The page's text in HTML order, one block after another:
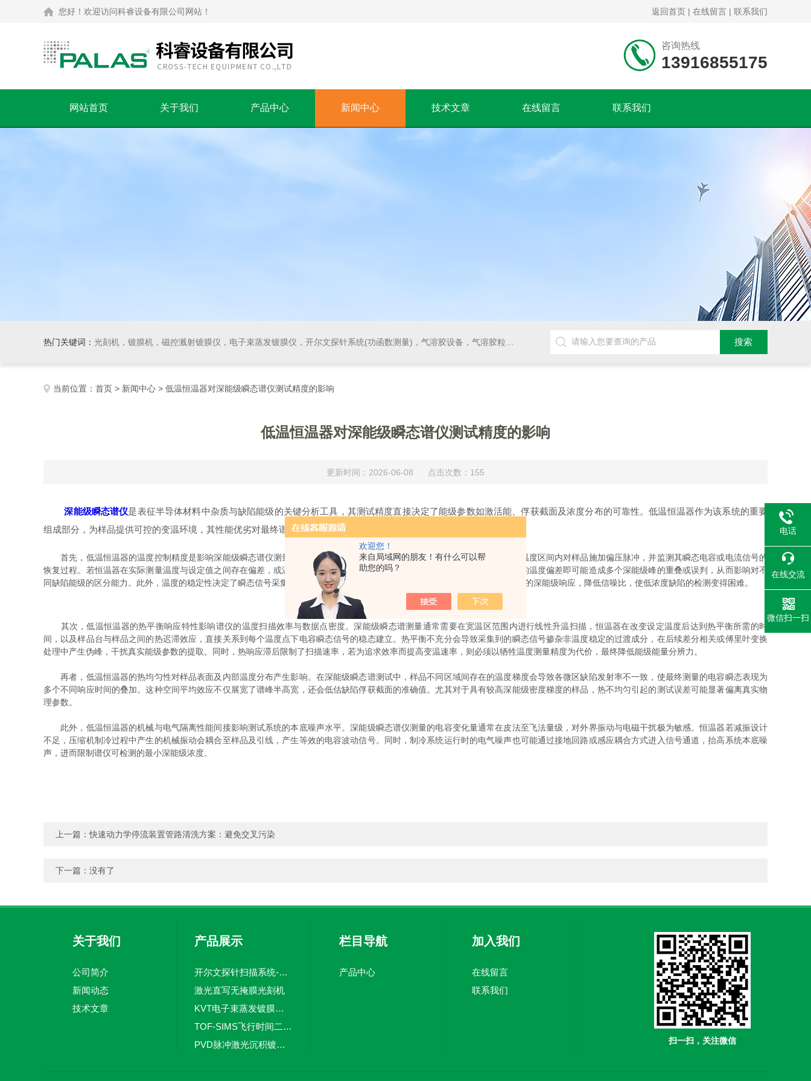
欢迎您！
来自局域网的朋友！有什么可以帮
助您的吗？
您好！欢迎访问科睿设备有限公司网站！ 返回首页 | 在线留言 | 联系我们
咨询热线
13916855175
网站首页 关于我们 产品中心 新闻中心 技术文章 在线留言 联系我们
热门关键词： 光刻机，镀膜机，磁控溅射镀膜仪，电子束蒸发镀膜仪，开尔文探针系统(功函数测量)，气溶胶设备，气溶胶粒径谱仪，等离子增强气相沉积系统(PECVD)，原子层沉积系统(ALD)，快速退火炉，气溶胶发生器，稀释器，滤料测试系统
当前位置： 首页 > 新闻中心 > 低温恒温器对深能级瞬态谱仪测试精度的影响
低温恒温器对深能级瞬态谱仪测试精度的影响
更新时间：2026-06-08 点击次数：155
深能级瞬态谱仪是表征半导体材料中杂质与缺陷能级的关键分析工具，其测试精度直接决定了能级参数如激活能、俘获截面及浓度分布的可靠性。低温恒温器作为该系统的重要
组成部分，为样品提供可控的变温环境，其性能优劣对最终谱图质量与数据解析精度具有决定性影响。
首先，低温恒温器的温度控制精度是影响深能级瞬态谱仪测量重复性与分辨率的核心因素。深能级瞬态谱技术依赖于在特定温度区间内对样品施加偏压脉冲，并监测其瞬态电容或电流信号的
恢复过程。若恒温器在实际测量温度与设定值之间存在偏差，或温度波动超出允许范围，将直接导致发射率峰位发生漂移。较小的温度偏差即可能造成多个深能级峰的重叠或误判，从而影响对不
同缺陷能级的区分能力。此外，温度的稳定性决定了瞬态信号采集过程中样品状态的一致性，温度波动引入的附加噪声会掩盖微弱的深能级响应，降低信噪比，使低浓度缺陷的检测变得困难。
其次，低温恒温器的热平衡响应特性影响谱仪的温度扫描效率与数据点密度。深能级瞬态谱测量通常需要在宽温区范围内进行线性升温扫描，恒温器在改变设定温度后达到热平衡所需的时
间，以及样品台与样品之间的热迟滞效应，直接关系到每个温度点下电容瞬态信号的稳态建立。热平衡不充分会导致采集到的瞬态信号掺杂非温度稳定的过渡成分，在后续差分相关或傅里叶变换
处理中产生伪峰，干扰真实能级参数的提取。同时，热响应滞后限制了扫描速率，若为追求效率而提高变温速率，则必须以牺牲温度测量精度为代价，最终降低能级能量分辨力。
再者，低温恒温器的热均匀性对样品表面及内部温度分布产生影响。在深能级瞬态谱测试中，样品不同区域间存在的温度梯度会导致各微区缺陷发射率不一致，使最终测量的电容瞬态表现为
多个不同响应时间的叠加。这种空间平均效应不仅展宽了谱峰半高宽，还会低估缺陷俘获截面的准确值。尤其对于具有较高深能级密度梯度的样品，热不均匀引起的测试误差可能显著偏离真实物
理参数。
此外，低温恒温器的机械与电气隔离性能间接影响测试系统的本底噪声水平。深能级瞬态谱仪测量的电容变化量通常在皮法至飞法量级，对外界振动与电磁干扰极为敏感。恒温器若减振设计
不足，压缩机制冷过程中产生的机械振动会耦合至样品及引线，产生等效的电容波动信号。同时，制冷系统运行时的电气噪声也可能通过接地回路或感应耦合方式进入信号通道，抬高系统本底噪
声，进而限制谱仪可检测的最小深能级浓度。
上一篇：快速动力学停流装置管路清洗方案：避免交叉污染
下一篇：没有了
关于我们
公司简介
新闻动态
技术文章
产品展示
开尔文探针扫描系统-半导体表征
激光直写无掩膜光刻机
KVT电子束蒸发镀膜系统
TOF-SIMS飞行时间二次离子质谱测试设备
PVD脉冲激光沉积镀膜设备
栏目导航
产品中心
加入我们
在线留言
联系我们
扫一扫，关注微信
电话
在线交流
微信扫一扫